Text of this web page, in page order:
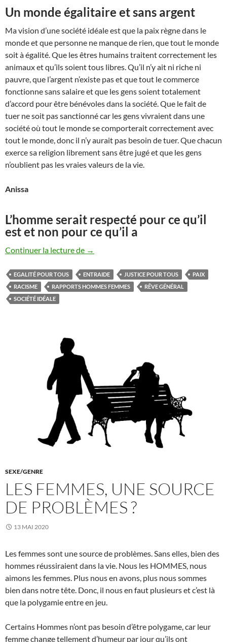
Un monde égalitaire et sans argent
Ma vision d’une société idéale est que la paix règne dans le
monde et que personne ne manque de rien, que tout le monde
soit à égalité. Que les êtres humains traitent correctement les
animaux et qu’ils soient tous libres. Qu’il n’y ait ni riche ni
pauvre, que l’argent n’existe pas et que tout le commerce
fonctionne sans salaire et que les gens soient totalement
d’accord pour être bénévoles dans la société. Que le fait de
tuer ne soit pas sanctionné car les gens vivraient dans une
société où tout le monde se comporterait correctement avec
tout le monde, donc il n’y aurait pas besoin de tuer. Que chacun
exerce sa religion librement sans être jugé et que les gens
n’oublient pas les vraies valeurs de la vie.
Anissa
L’homme serait respecté pour ce qu’il
est et non pour ce qu’il a
Continuer la lecture de Notre société idéale, ce serait…
→
EGALITÉ POUR TOUS ENTRAIDE JUSTICE POUR TOUS
PAIX
RACISME
RAPPORTS HOMMES FEMMES
RÊVE GÉNÉRAL
SOCIÉTÉ IDÉALE
SEXE/GENRE
LES FEMMES, UNE SOURCE
DE PROBLÈMES ?
13 MAI 2020
Les femmes sont une source de problèmes. Sans elles, bien des
hommes réussiraient dans la vie. Nous les HOMMES, nous
aimons les femmes. Plus nous en avons, plus nous sommes
bien dans notre tête. Donc, il nous en faut plusieurs et c’est là
que la polygamie entre en jeu.
Certains Hommes n’ont pas besoin d’être polygame, car leur
femme change tellement d’humeur par jour qu’ils ont